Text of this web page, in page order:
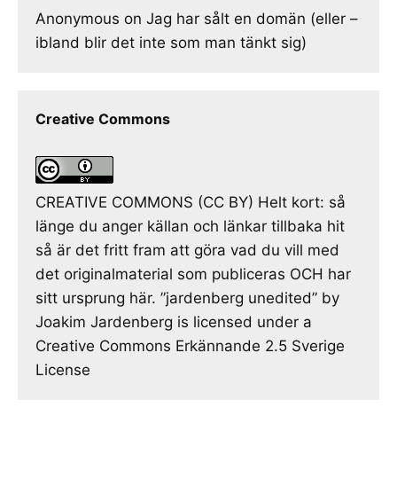
Anonymous on Jag har sålt en domän (eller –
ibland blir det inte som man tänkt sig)
Creative Commons
CREATIVE COMMONS (CC BY) Helt kort: så
länge du anger källan och länkar tillbaka hit
så är det fritt fram att göra vad du vill med
det originalmaterial som publiceras OCH har
sitt ursprung här. ”jardenberg unedited” by
Joakim Jardenberg is licensed under a
Creative Commons Erkännande 2.5 Sverige
License